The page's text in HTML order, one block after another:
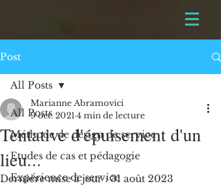
Post
All Posts
Méthode de design de service
Etudes de cas et pédagogie
Expérience de service
All Posts
Tentative d'épuisement d'un
lieu...
Marianne Abramovici
9 oct. 2021 4 min de lecture
Dernière mise à jour :31 août 2023